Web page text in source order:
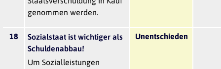
genommen werden.
18
Sozialstaat ist wichtiger als
Schuldenabbau!
Um Sozialleistungen
Unentschieden